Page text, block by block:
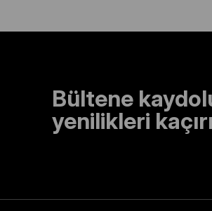
Bültene
yenilikleri